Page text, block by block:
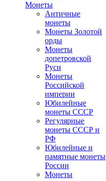
Монеты
Античные
монеты
Монеты Золотой
орды
Монеты
допетровской
Руси
Монеты
Российской
империи
Юбилейные
монеты СССР
Регулярные
монеты СССР и
РФ
Юбилейные и
памятные монеты
России
Монеты